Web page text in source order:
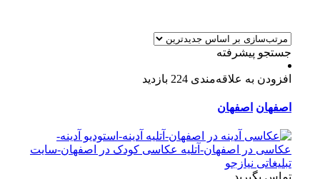
جستجو پیشرفته
افزودن به علاقه‌مندی 224 بازدید
اصفهان اصفهان